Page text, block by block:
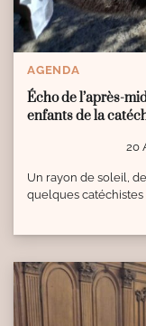
AGENDA
Écho de l’après-
enfants de la
20
Un rayon de soleil,
quelques catéchistes